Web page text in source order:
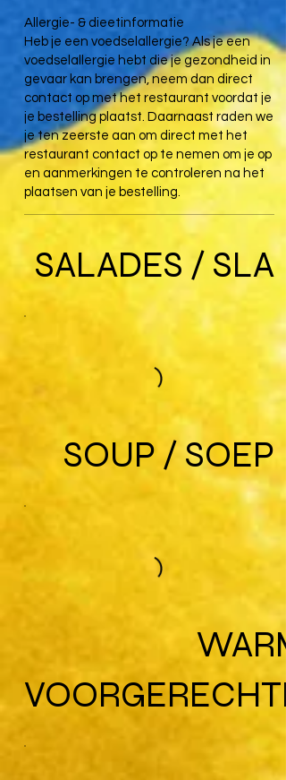
Allergie- & dieetinformatie
Heb je een voedselallergie? Als je een
voedselallergie hebt die je gezondheid in
gevaar kan brengen, neem dan direct
contact op met het restaurant voordat je
je bestelling plaatst. Daarnaast raden we
je ten zeerste aan om direct met het
restaurant contact op te nemen om je op
en aanmerkingen te controleren na het
plaatsen van je bestelling.
SALADES / SLA
SOUP / SOEP